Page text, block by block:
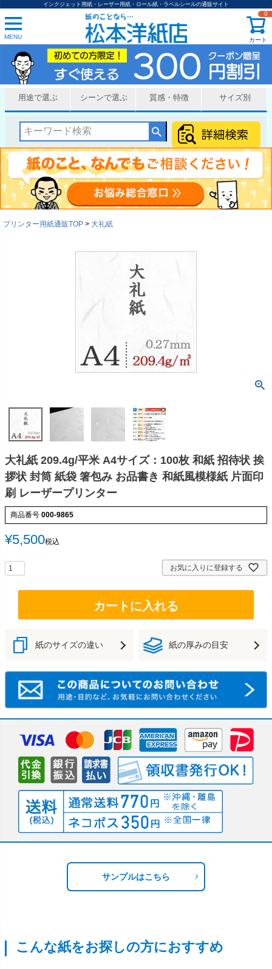
インクジェット用紙・レーザー用紙・ロール紙・ラベルシールの通販サイト
MENU カート
0
用途で選ぶ シーンで選ぶ 質感・特徴 サイズ別
プリンター用紙通販TOP 大礼紙
大礼紙 209.4g/平米 A4サイズ：100枚 和紙 招待状 挨
拶状 封筒 紙袋 箸包み お品書き 和紙風模様紙 片面印
刷 レーザープリンター
商品番号 000-9865
¥5,500税込
お気に入りに登録する
カートに入れる
紙のサイズの違い 紙の厚みの目安
サンプルはこちら
こんな紙をお探しの方におすすめ